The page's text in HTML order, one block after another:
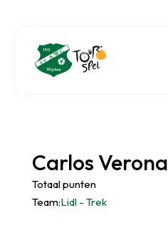
Carlos Verona
Totaal punten
Team:Lidl - Trek